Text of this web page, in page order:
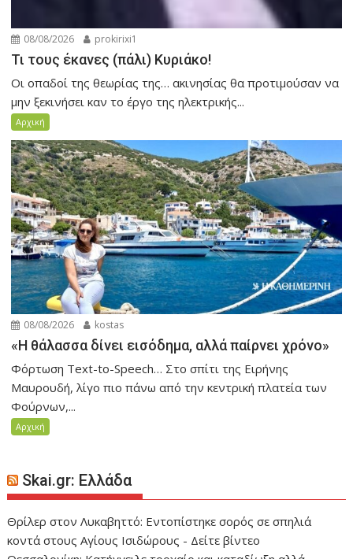
08/08/2026 prokirixi1
Τι τους έκανες (πάλι) Κυριάκο!
Οι οπαδοί της θεωρίας της… ακινησίας θα προτιμούσαν να
μην ξεκινήσει καν το έργο της ηλεκτρικής...
Αρχική
08/08/2026 kostas
«Η θάλασσα δίνει εισόδημα, αλλά παίρνει χρόνο»
Φόρτωση Text-to-Speech… Στο σπίτι της Ειρήνης
Μαυρουδή, λίγο πιο πάνω από την κεντρική πλατεία των
Φούρνων,...
Αρχική
Skai.gr: Ελλάδα
Θρίλερ στον Λυκαβηττό: Εντοπίστηκε σορός σε σπηλιά
κοντά στους Αγίους Ισιδώρους - Δείτε βίντεο